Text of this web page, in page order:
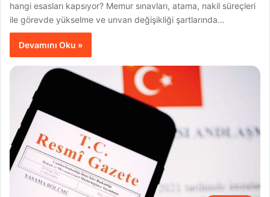
hangi esasları kapsıyor? Memur sınavları, atama, nakil süreçleri
ile görevde yükselme ve unvan değişikliği şartlarında…
Devamını Oku »